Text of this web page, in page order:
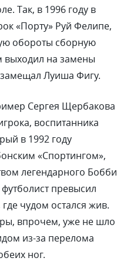
Так, в 1996 году в
«Порту» Руй Фелипе,
обороты сборную
выходил на замены
Луиша Фигу.
Сергея Щербакова
воспитанника
в 1992 году
«Спортингом»,
легендарного Бобби
превысил
чудом остался жив.
впрочем, уже не шло
из-за перелома
ног.